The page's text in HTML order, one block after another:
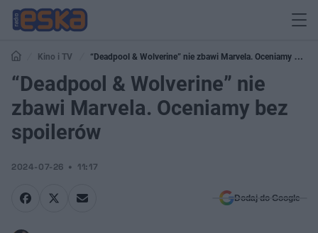
Kino i TV
“Deadpool & Wolverine” nie zbawi Marvela. Oceniamy bez
spoilerów
“Deadpool & Wolverine” nie
zbawi Marvela. Oceniamy bez
spoilerów
2024-07-26 11:17
Dodaj do Google